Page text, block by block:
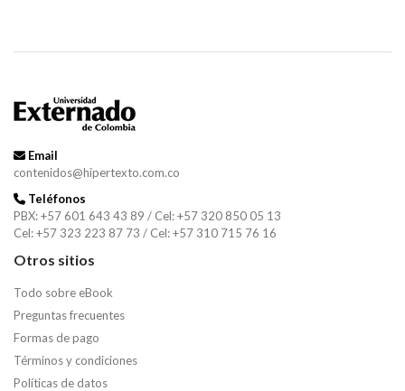
Email
contenidos@hipertexto.com.co
Teléfonos
PBX: +57 601 643 43 89 / Cel: +57 320 850 05 13
Cel: +57 323 223 87 73 / Cel: +57 310 715 76 16
Otros sitios
Todo sobre eBook
Preguntas frecuentes
Formas de pago
Términos y condiciones
Políticas de datos